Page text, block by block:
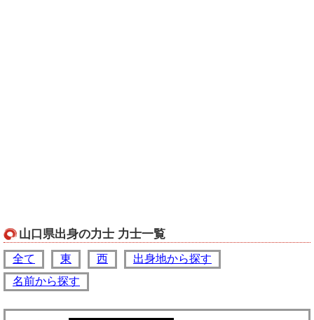
山口県出身の力士 力士一覧
全て 東 西
出身地から探す
名前から探す